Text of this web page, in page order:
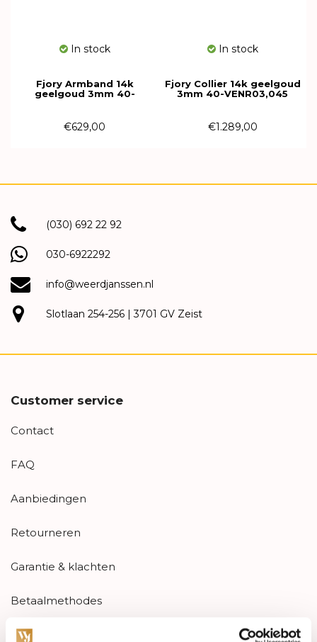
In stock
Fjory Armband 14k
geelgoud 3mm 40-
€629,00
In stock
Fjory Collier 14k geelgoud
3mm 40-VENR03,045
€1.289,00
(030) 692 22 92
030-6922292
info@weerdjanssen.nl
Slotlaan 254-256 | 3701 GV Zeist
Customer service
Contact
FAQ
Aanbiedingen
Retourneren
Garantie & klachten
Betaalmethodes
Sitemap